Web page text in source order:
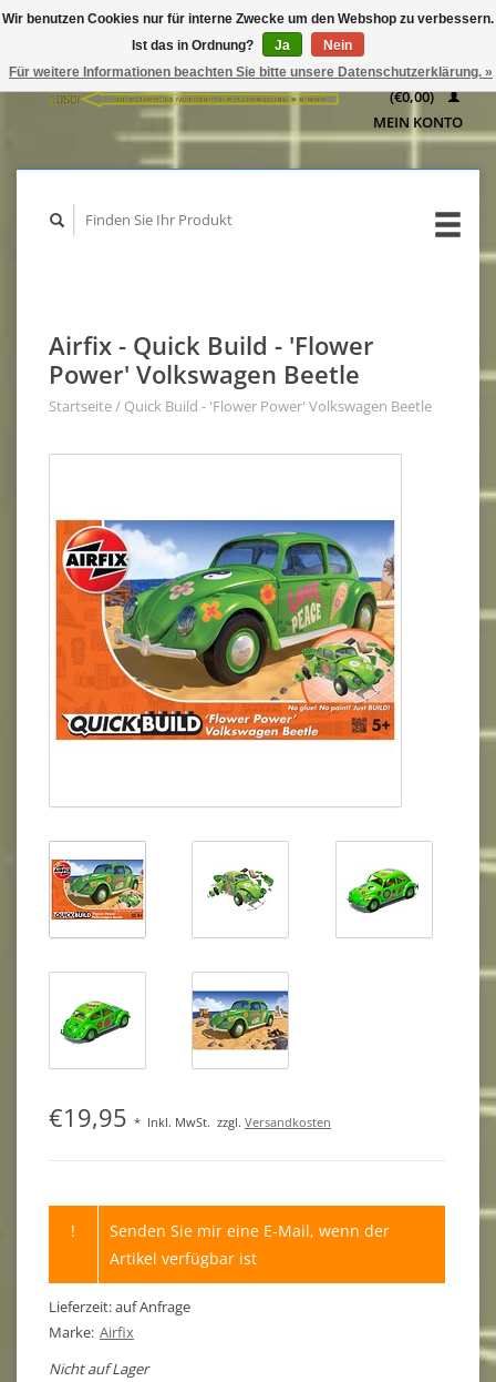
WARENKORB
(€0,00)
MEIN KONTO
Airfix - Quick Build - 'Flower
Power' Volkswagen Beetle
Startseite/ Quick Build - 'Flower Power' Volkswagen Beetle
€19,95 * Inkl. MwSt. zzgl. Versandkosten
!
Senden Sie mir eine E-Mail, wenn der
Artikel verfügbar ist
Lieferzeit: auf Anfrage
Marke: Airfix
Nicht auf Lager
Wir benutzen Cookies nur für interne Zwecke um den Webshop zu verbessern.
Ist das in Ordnung?
Ja
Nein
Für weitere Informationen beachten Sie bitte unsere Datenschutzerklärung. »